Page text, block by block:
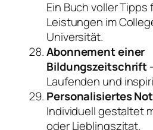
​​Ein Buch voller
Leistungen im
Universität.
Abonnement einer
Bildungszeitschrift
Laufenden und
Personalisiertes
Individuell gestaltet
oder Lieblingszitat.